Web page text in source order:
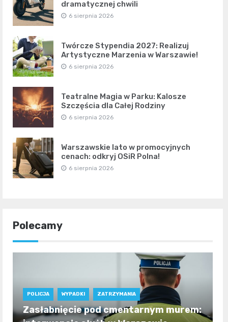
dramatycznej chwili
6 sierpnia 2026
Twórcze Stypendia 2027: Realizuj
Artystyczne Marzenia w Warszawie!
6 sierpnia 2026
Teatralne Magia w Parku: Kalosze
Szczęścia dla Całej Rodziny
6 sierpnia 2026
Warszawskie lato w promocyjnych
cenach: odkryj OSiR Polna!
6 sierpnia 2026
Polecamy
POLICJA WYPADKI ZATRZYMANIA
Zasłabnięcie pod cmentarnym murem: